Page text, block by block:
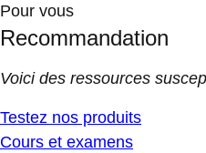
Pour vous
Recommandation
Voici des ressources
Testez nos produits
Cours et examens